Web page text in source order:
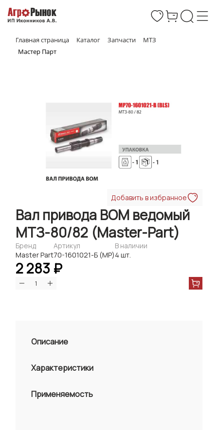
Главная страница Каталог Запчасти
МТЗ
Мастер Парт
Добавить в избранное
Вал привода ВОМ ведомый
МТЗ-80/82 (Master-Part)
Бренд
Master Part
Артикул
70-1601021-Б (MP)
В наличии
4 шт.
2 283 ₽
Описание
Характеристики
Применяемость